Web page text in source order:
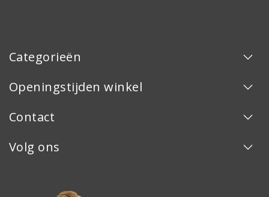
Categorieën
Openingstijden winkel
Contact
Volg ons